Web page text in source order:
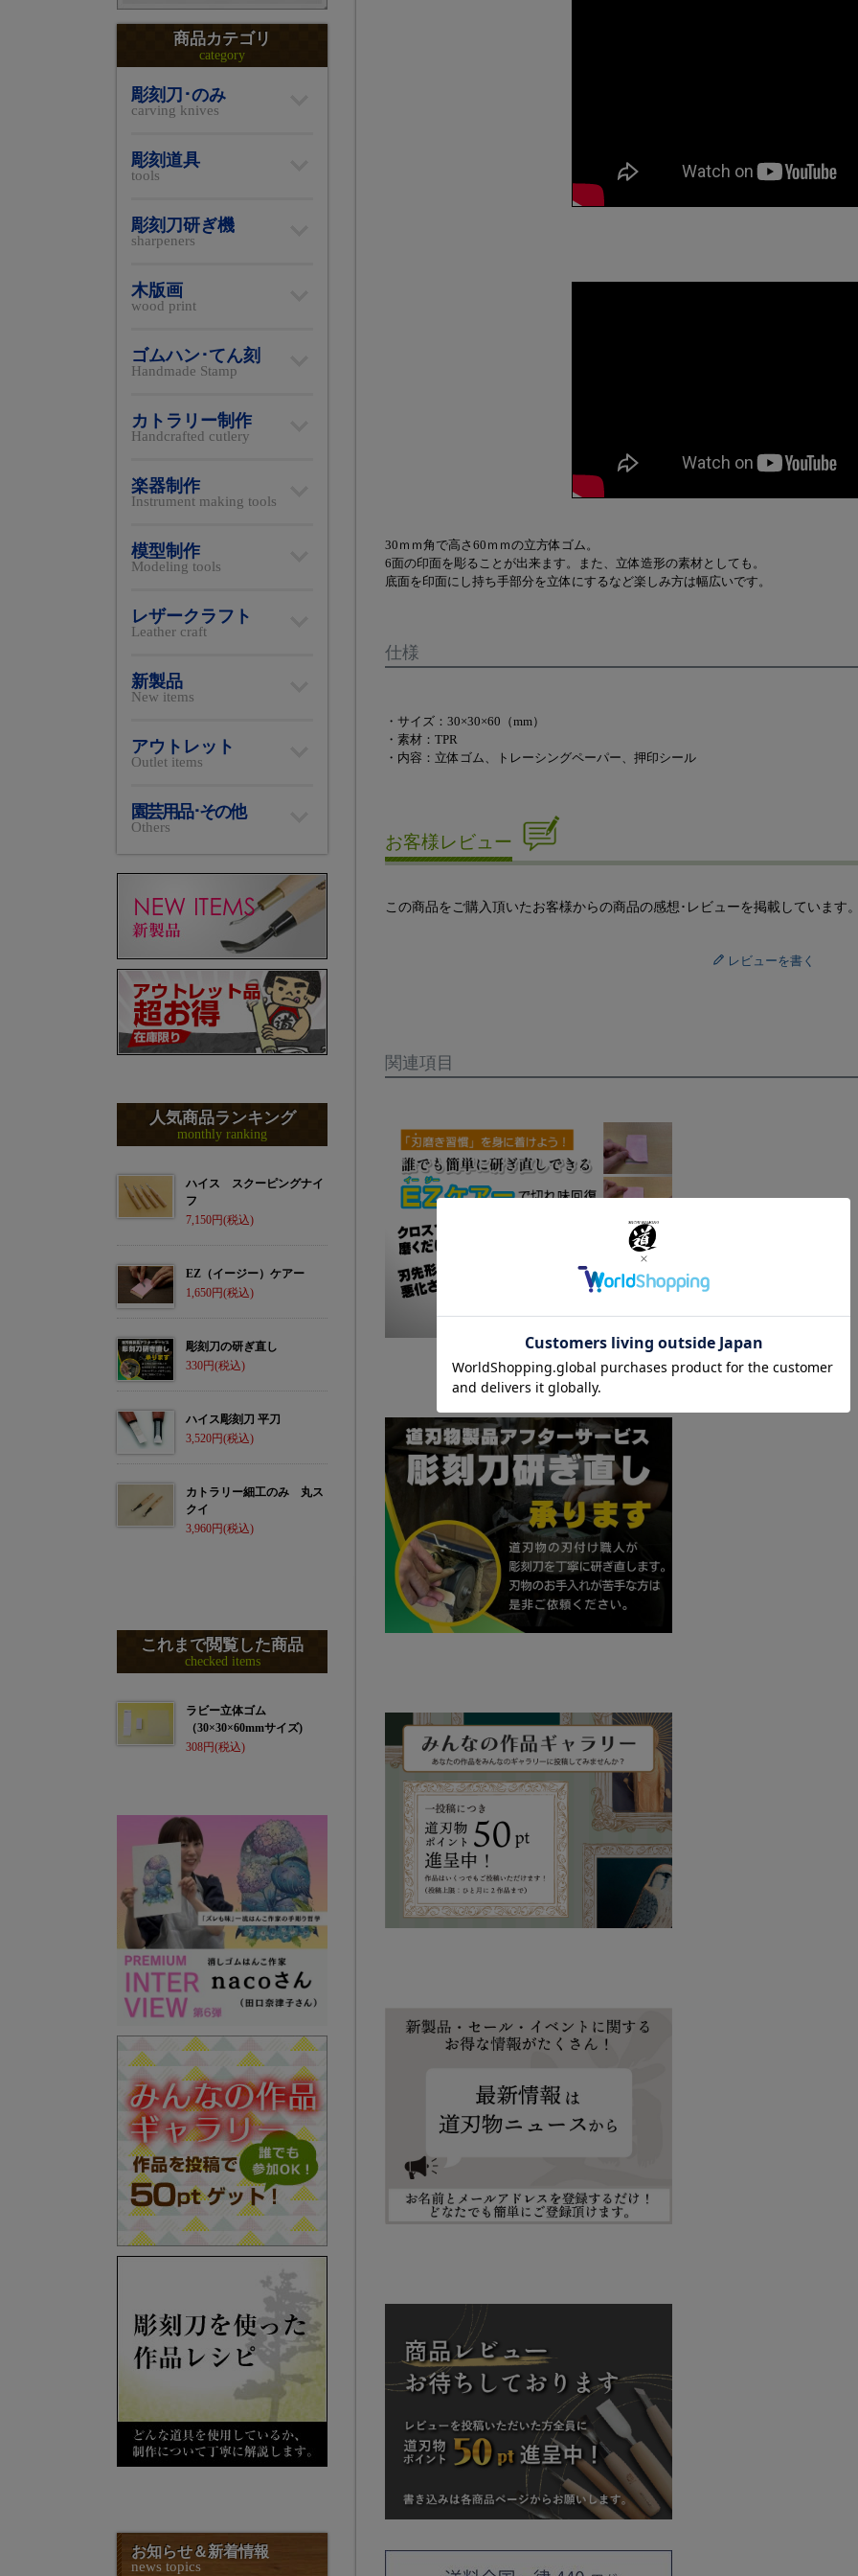
30ｍｍ角で高さ60ｍｍの立方体ゴム。
6面の印面を彫ることが出来ます。また、立体造形の素材としても。
底面を印面にし持ち手部分を立体にするなど楽しみ方は幅広いです。
仕様
・サイズ：30×30×60（mm）
・素材：TPR
・内容：立体ゴム、トレーシングペーパー、押印シール
お客様レビュー
この商品をご購入頂いたお客様からの商品の感想･レビューを掲載しています
レビューを書く
関連項目
商品カテゴリ
category
彫刻刀･のみ
carving knives
彫刻道具
tools
彫刻刀研ぎ機
sharpeners
木版画
wood print
ゴムハン･てん刻
Handmade Stamp
カトラリー制作
Handcrafted cutlery
楽器制作
Instrument making tools
模型制作
Modeling tools
レザークラフト
Leather craft
新製品
New items
アウトレット
Outlet items
園芸用品･その他
Others
人気商品ランキング
monthly ranking
ハイス スクーピングナイ
フ
7,150
EZ（イージー）ケアー
1,650
彫刻刀の研ぎ直し
330
ハイス彫刻刀 平刀
3,520
カトラリー細工のみ 丸ス
クイ
3,960
これまで閲覧した商品
checked items
ラビー立体ゴム
（30×30×60mmサイズ)
308
お知らせ＆新着情報
news topics